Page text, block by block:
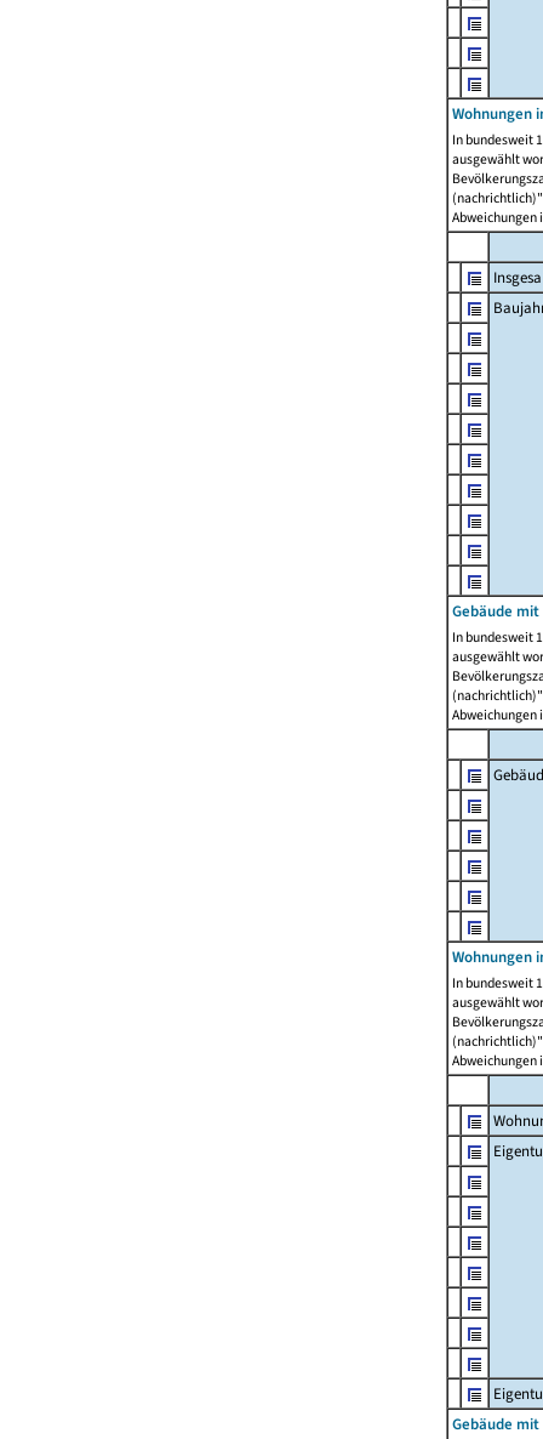
Wohnungen
In bundesweit
ausgewählt
Abweichungen
Gebäude mit
In bundesweit
ausgewählt
Abweichungen
Wohnungen
In bundesweit
ausgewählt
Abweichungen
Gebäude